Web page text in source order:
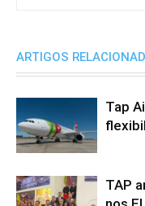
ARTIGOS
Tap
TAP